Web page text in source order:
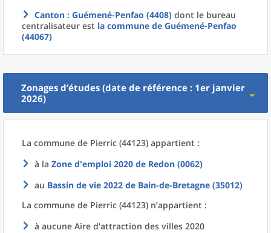
Canton : Guémené-Penfao (4408) dont le bureau
centralisateur est la commune de Guémené-Penfao
(44067)
Zonages d’études (date de référence : 1er janvier
2026)
La commune de Pierric (44123) appartient :
à la Zone d'emploi 2020 de Redon (0062)
au Bassin de vie 2022 de Bain-de-Bretagne (35012)
La commune de Pierric (44123) n’appartient :
à aucune Aire d'attraction des villes 2020